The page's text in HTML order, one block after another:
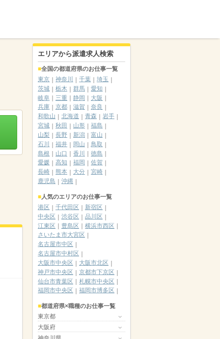
エリアから派遣求人検索
全国の都道府県のお仕事一覧
東京
神奈川 千葉
埼玉
茨城
栃木 群馬
愛知
岐阜
三重 静岡
大阪
兵庫
京都 滋賀
奈良
和歌山
北海道 青森
岩手
宮城
秋田 山形
福島
山梨
長野 新潟
富山
石川
福井 岡山
鳥取
島根
山口 香川
徳島
愛媛
高知 福岡
佐賀
長崎
熊本 大分
宮崎
鹿児島
沖縄
人気のエリアのお仕事一覧
港区
千代田区
新宿区
中央区
渋谷区
品川区
江東区
豊島区
横浜市西区
さいたま市大宮区
名古屋市中区
名古屋市中村区
大阪市中央区
大阪市北区
神戸市中央区
京都市下京区
仙台市青葉区
札幌市中央区
福岡市中央区
福岡市博多区
都道府県×職種のお仕事一覧
東京都
大阪府